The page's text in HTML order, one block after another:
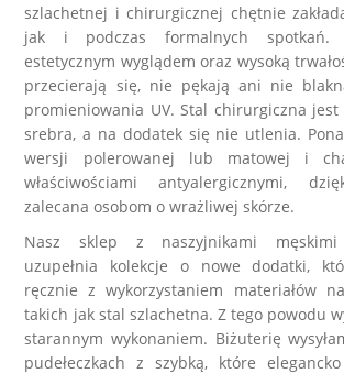
Różańce
Ekspozytory i opakowania
Klipsy do guzików - NEW
BRELOKI
Stal szlachetna 316L
Biżuteria metalowa
Metal szczotkowany
KOCIE OKO / KWARC
JADEIT
KRYSZTAŁ GÓRSKI
LABRADORYT
LAPIS LAZURI
MASA PERŁOWA
szlachetnej i chirurgicznej chętnie
jak i podczas formalnych spotkań.
estetycznym wyglądem oraz wysoką
przecierają się, nie pękają ani nie
promieniowania UV. Stal chirurgiczna jest
srebra, a na dodatek się nie utlenia.
wersji polerowanej lub matowej i
właściwościami antyalergicznymi,
zalecana osobom o wrażliwej skórze.
Nasz sklep z naszyjnikami męskimi
uzupełnia kolekcje o nowe dodatki,
ręcznie z wykorzystaniem materiałów
takich jak stal szlachetna. Z tego powodu
starannym wykonaniem. Biżuterię
pudełeczkach z szybką, które